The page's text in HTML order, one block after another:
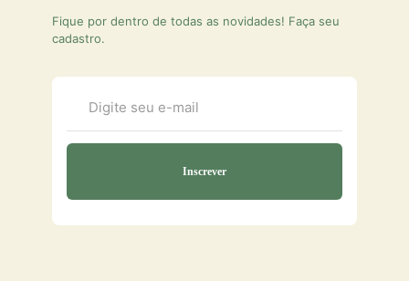
Fique por dentro de todas as novidades! Faça seu
cadastro.